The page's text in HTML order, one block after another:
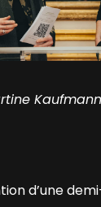
Kaufmann
d’une